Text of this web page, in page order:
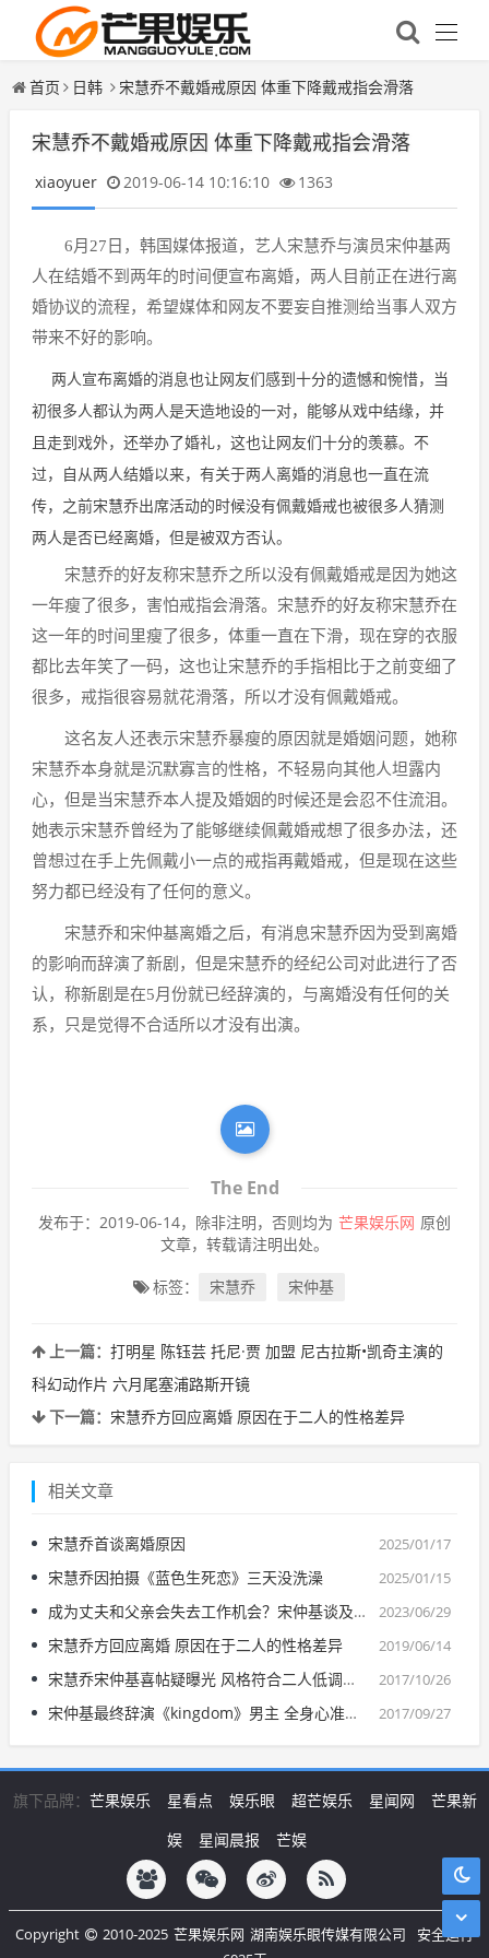
首页 日韩 宋慧乔不戴婚戒原因 体重下降戴戒指会滑落
宋慧乔不戴婚戒原因 体重下降戴戒指会滑落
xiaoyuer 2019-06-14 10:16:10 1363
6月27日，韩国媒体报道，艺人宋慧乔与演员宋仲基两
人在结婚不到两年的时间便宣布离婚，两人目前正在进行离
婚协议的流程，希望媒体和网友不要妄自推测给当事人双方
带来不好的影响。
两人宣布离婚的消息也让网友们感到十分的遗憾和惋惜，当
初很多人都认为两人是天造地设的一对，能够从戏中结缘，并
且走到戏外，还举办了婚礼，这也让网友们十分的羡慕。不
过，自从两人结婚以来，有关于两人离婚的消息也一直在流
传，之前宋慧乔出席活动的时候没有佩戴婚戒也被很多人猜测
两人是否已经离婚，但是被双方否认。
宋慧乔的好友称宋慧乔之所以没有佩戴婚戒是因为她这
一年瘦了很多，害怕戒指会滑落。宋慧乔的好友称宋慧乔在
这一年的时间里瘦了很多，体重一直在下滑，现在穿的衣服
都比去年笑了一码，这也让宋慧乔的手指相比于之前变细了
很多，戒指很容易就花滑落，所以才没有佩戴婚戒。
这名友人还表示宋慧乔暴瘦的原因就是婚姻问题，她称
宋慧乔本身就是沉默寡言的性格，不轻易向其他人坦露内
心，但是当宋慧乔本人提及婚姻的时候还是会忍不住流泪。
她表示宋慧乔曾经为了能够继续佩戴婚戒想了很多办法，还
曾想过在手上先佩戴小一点的戒指再戴婚戒，但是现在这些
努力都已经没有了任何的意义。
宋慧乔和宋仲基离婚之后，有消息宋慧乔因为受到离婚
的影响而辞演了新剧，但是宋慧乔的经纪公司对此进行了否
认，称新剧是在5月份就已经辞演的，与离婚没有任何的关
系，只是觉得不合适所以才没有出演。
The End
发布于：2019-06-14，除非注明，否则均为 芒果娱乐网 原创
文章，转载请注明出处。
标签： 宋慧乔 宋仲基
上一篇： 打明星 陈钰芸 托尼·贾 加盟 尼古拉斯•凯奇主演的
科幻动作片 六月尾塞浦路斯开镜
下一篇： 宋慧乔方回应离婚 原因在于二人的性格差异
相关文章
2025/01/17
宋慧乔首谈离婚原因
2025/01/15
宋慧乔因拍摄《蓝色生死恋》三天没洗澡
2023/06/29
成为丈夫和父亲会失去工作机会？宋仲基谈及结婚生子
2019/06/14
宋慧乔方回应离婚 原因在于二人的性格差异
2017/10/26
宋慧乔宋仲基喜帖疑曝光 风格符合二人低调个性
2017/09/27
宋仲基最终辞演《kingdom》男主 全身心准备婚礼行程
旗下品牌： 芒果娱乐 星看点 娱乐眼 超芒娱乐 星闻网
芒果新
娱
星闻晨报 芒娱
Copyright 2010-2025 芒果娱乐网 湖南娱乐眼传媒有限公司
安全运行